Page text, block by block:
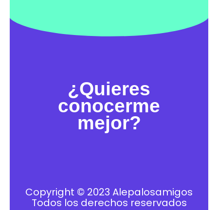
¿Quieres
conocerme
mejor?
Copyright © 2023 Alepalosamigos
Todos los derechos reservados